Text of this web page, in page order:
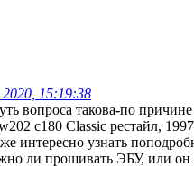
15:19:38
вопроса такова-по
c180 Classic рестайл,
интересно узнать
ли прошивать ЭБУ, или